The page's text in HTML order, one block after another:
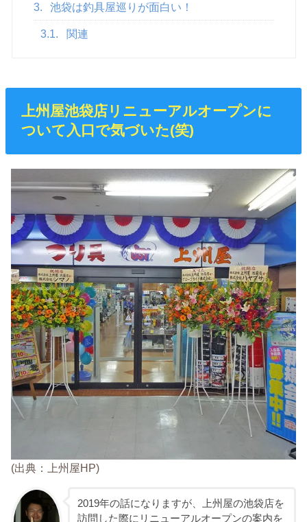
3. 池袋は釣具屋巡りが面白い！
3.1. 関連
上州屋池袋店リニューアルオープンに
ついて入口で気づいた(笑)
(出典：上州屋HP)
2019年の話になりますが、上州屋の池袋店を
訪問した際にリニューアルオープンの案内を